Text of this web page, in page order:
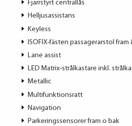
Fjärrstyrt centrallås
Helljusassistans
Keyless
ISOFIX-fästen passagerarstol fram
Lane assist
LED Matrix-strålkastare inkl.
Metallic
Multifunktionsratt
Navigation
Parkeringssensorer fram o bak